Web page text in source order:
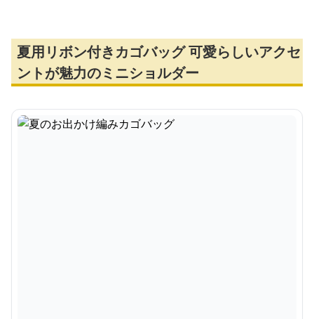
夏用リボン付きカゴバッグ 可愛らしいアクセ
ントが魅力のミニショルダー